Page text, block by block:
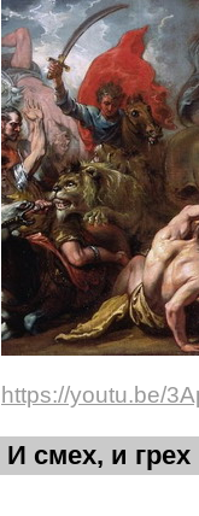
https://youtu.be/
И смех, и грех